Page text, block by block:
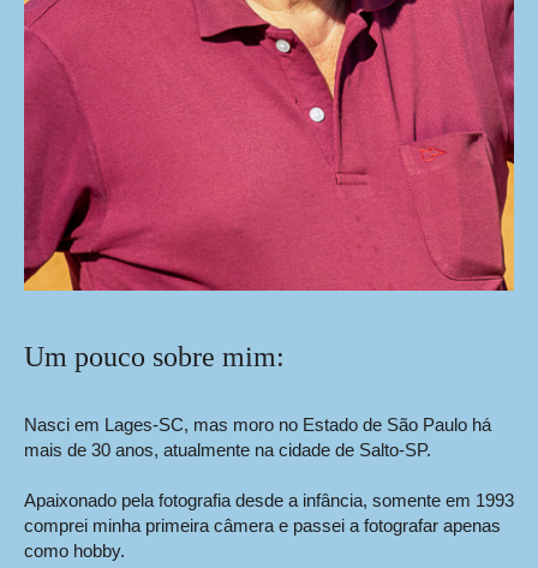
Um pouco sobre mim:
Nasci em Lages-SC, mas moro no Estado de São Paulo há
mais de 30 anos, atualmente na cidade de Salto-SP.
Apaixonado pela fotografia desde a infância, somente em 1993
comprei minha primeira câmera e passei a fotografar apenas
como hobby.